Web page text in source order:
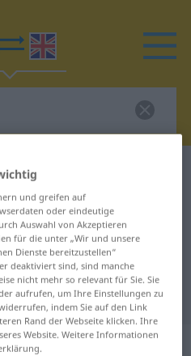
Übersetzung für
: Femininum
und greifen auf
oder eindeutige
Auswahl von Akzeptieren
für die unter „Wir und unsere
Dienste bereitzustellen“
deaktiviert sind, sind manche
nicht mehr so relevant für Sie. Sie
aufrufen, um Ihre Einstellungen zu
indem Sie auf den Link
Rand der Webseite klicken. Ihre
Website. Weitere Informationen